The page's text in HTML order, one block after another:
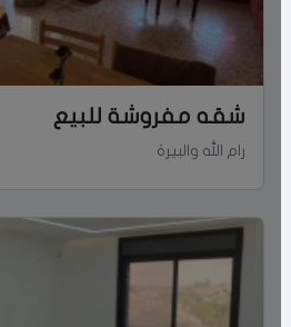
شقه مفروشة للبيع
رام الله والبيرة